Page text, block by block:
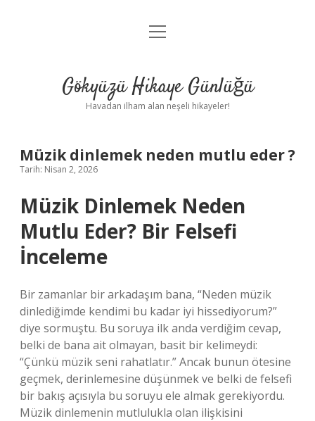
Anasayfa
Yasal Uyarı
menüyü
Gökyüzü Hikaye Günlüğü
Havadan ilham alan neşeli hikayeler!
Müzik dinlemek neden mutlu eder ?
Tarih: Nisan 2, 2026
Müzik Dinlemek Neden
Mutlu Eder? Bir Felsefi
İnceleme
Bir zamanlar bir arkadaşım bana, “Neden müzik
dinlediğimde kendimi bu kadar iyi hissediyorum?”
diye sormuştu. Bu soruya ilk anda verdiğim cevap,
belki de bana ait olmayan, basit bir kelimeydi:
“Çünkü müzik seni rahatlatır.” Ancak bunun ötesine
geçmek, derinlemesine düşünmek ve belki de felsefi
bir bakış açısıyla bu soruyu ele almak gerekiyordu.
Müzik dinlemenin mutlulukla olan ilişkisini